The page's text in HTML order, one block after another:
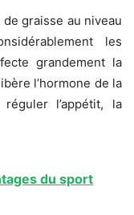
graisse au niveau
les
grandement la
l’hormone de la
l’appétit, la
du sport